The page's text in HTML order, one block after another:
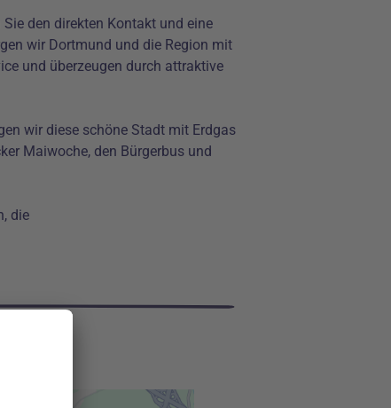
den direkten Kontakt und eine
wir Dortmund und die Region mit
und überzeugen durch attraktive
wir diese schöne Stadt mit Erdgas
Maiwoche, den Bürgerbus und
die